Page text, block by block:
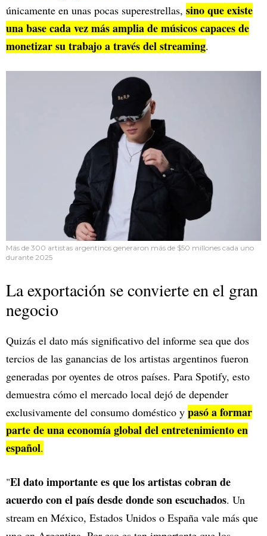
únicamente en unas pocas superestrellas, sino que existe
una base cada vez más amplia de músicos capaces de
monetizar su trabajo a través del streaming.
Más de 300 artistas argentinos generaron más de $50 millones cada uno
durante 2025
La exportación se convierte en el gran
negocio
Quizás el dato más significativo del informe sea que dos
tercios de las ganancias de los artistas argentinos fueron
generadas por oyentes de otros países. Para Spotify, esto
demuestra cómo el mercado local dejó de depender
exclusivamente del consumo doméstico y pasó a formar
parte de una economía global del entretenimiento en
español.
"El dato importante es que los artistas cobran de
acuerdo con el país desde donde son escuchados. Un
stream en México, Estados Unidos o España vale más que